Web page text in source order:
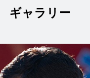
ギャラリー